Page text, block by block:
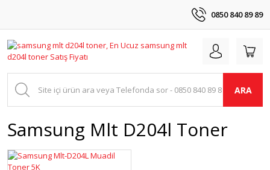
0850 840 89 89
ARA
Samsung Mlt D204l Toner